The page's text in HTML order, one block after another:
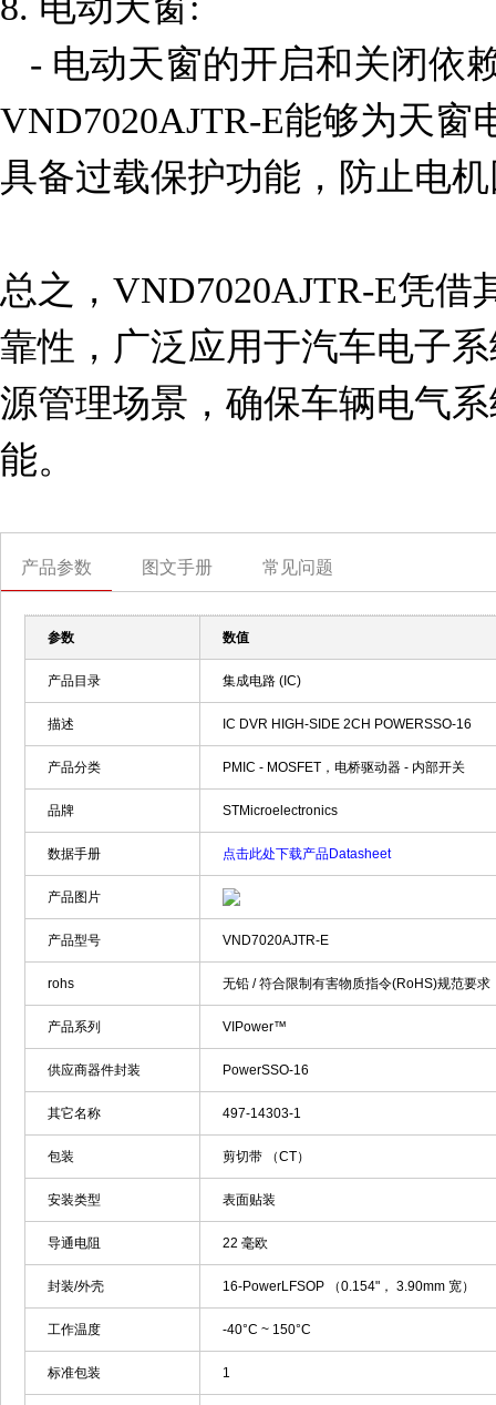
VND7020AJTR-E能够为天窗
具备过载保护功能，防止电
总之，VND7020AJTR-E凭借
靠性，广泛应用于汽车电子
源管理场景，确保车辆电气
能。
产品参数 图文手册 常见问题
参数 数值
产品目录 集成电路 (IC)
描述 IC DVR HIGH-SIDE 2CH POWERSSO-16
产品分类 PMIC - MOSFET，电桥驱动器 - 内部开关
品牌 STMicroelectronics
数据手册 点击此处下载产品Datasheet
产品图片
产品型号 VND7020AJTR-E
rohs 无铅 / 符合限制有害物质指令(RoHS)规范要求
产品系列 VIPower™
供应商器件封装 PowerSSO-16
其它名称 497-14303-1
包装 剪切带 （CT）
安装类型 表面贴装
导通电阻 22 毫欧
封装/外壳 16-PowerLFSOP （0.154"， 3.90mm 宽）
工作温度 -40°C ~ 150°C
标准包装 1